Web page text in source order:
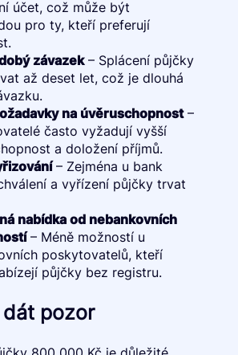
účet, což může být
pro ty, kteří preferují
závazek– Splácení půjčky
až deset let, což je dlouhá
na úvěruschopnost–
často vyžadují vyšší
a doložení příjmů.
– Zejména u bank
a vyřízení půjčky trvat
nabídka od nebankovních
– Méně možností u
poskytovatelů, kteří
půjčky bez registru.
pozor